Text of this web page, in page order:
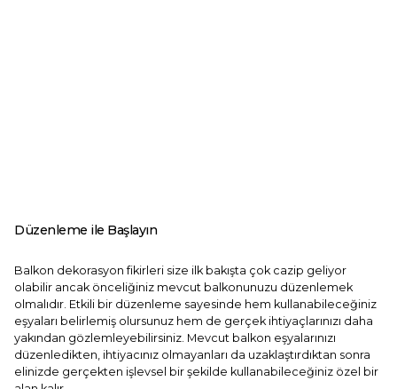
Düzenleme ile Başlayın
Balkon dekorasyon fikirleri size ilk bakışta çok cazip geliyor
olabilir ancak önceliğiniz mevcut balkonunuzu düzenlemek
olmalıdır. Etkili bir düzenleme sayesinde hem kullanabileceğiniz
eşyaları belirlemiş olursunuz hem de gerçek ihtiyaçlarınızı daha
yakından gözlemleyebilirsiniz. Mevcut balkon eşyalarınızı
düzenledikten, ihtiyacınız olmayanları da uzaklaştırdıktan sonra
elinizde gerçekten işlevsel bir şekilde kullanabileceğiniz özel bir